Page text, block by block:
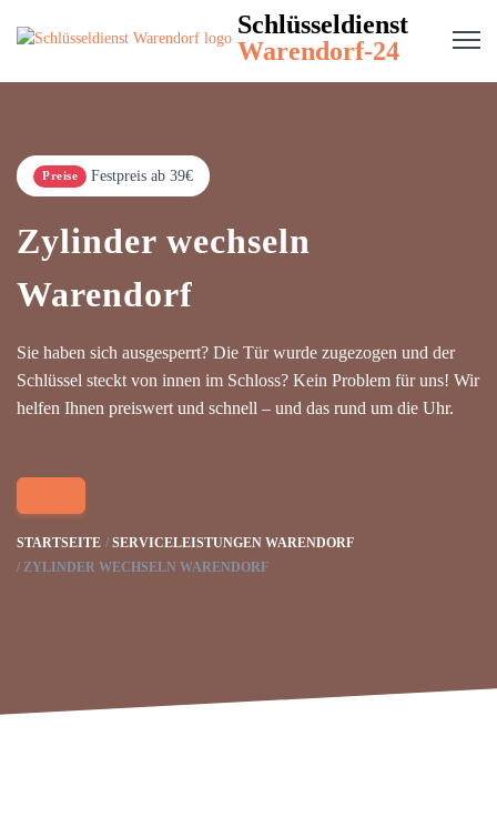
Schlüsseldienst
Warendorf-24
Preise Festpreis ab 39€
Zylinder wechseln
Warendorf
Sie haben sich ausgesperrt? Die Tür wurde zugezogen und der
Schlüssel steckt von innen im Schloss? Kein Problem für uns! Wir
helfen Ihnen preiswert und schnell – und das rund um die Uhr.
STARTSEITE
SERVICELEISTUNGEN WARENDORF
ZYLINDER WECHSELN WARENDORF